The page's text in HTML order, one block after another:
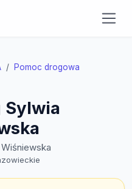
Pomoc drogowa
Sylwia